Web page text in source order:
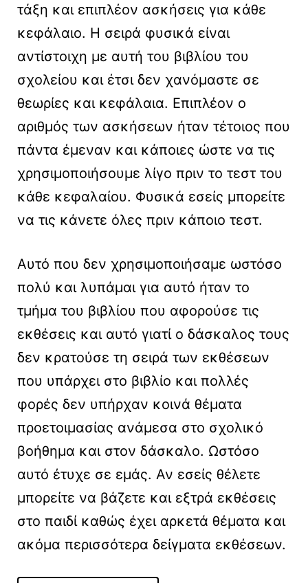
τάξη και επιπλέον ασκήσεις για κάθε
κεφάλαιο. Η σειρά φυσικά είναι
αντίστοιχη με αυτή του βιβλίου του
σχολείου και έτσι δεν χανόμαστε σε
θεωρίες και κεφάλαια. Επιπλέον ο
αριθμός των ασκήσεων ήταν τέτοιος που
πάντα έμεναν και κάποιες ώστε να τις
χρησιμοποιήσουμε λίγο πριν το τεστ του
κάθε κεφαλαίου. Φυσικά εσείς μπορείτε
να τις κάνετε όλες πριν κάποιο τεστ.
Αυτό που δεν χρησιμοποιήσαμε ωστόσο
πολύ και λυπάμαι για αυτό ήταν το
τμήμα του βιβλίου που αφορούσε τις
εκθέσεις και αυτό γιατί ο δάσκαλος τους
δεν κρατούσε τη σειρά των εκθέσεων
που υπάρχει στο βιβλίο και πολλές
φορές δεν υπήρχαν κοινά θέματα
προετοιμασίας ανάμεσα στο σχολικό
βοήθημα και στον δάσκαλο. Ωστόσο
αυτό έτυχε σε εμάς. Αν εσείς θέλετε
μπορείτε να βάζετε και εξτρά εκθέσεις
στο παιδί καθώς έχει αρκετά θέματα και
ακόμα περισσότερα δείγματα εκθέσεων.